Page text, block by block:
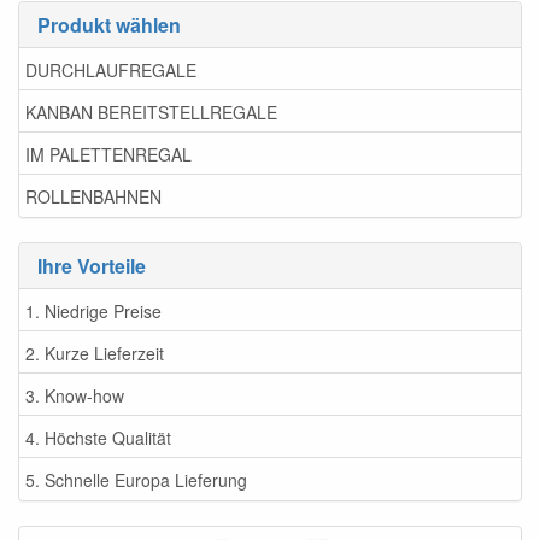
Produkt wählen
DURCHLAUFREGALE
KANBAN BEREITSTELLREGALE
IM PALETTENREGAL
ROLLENBAHNEN
Ihre Vorteile
1. Niedrige Preise
2. Kurze Lieferzeit
3. Know-how
4. Höchste Qualität
5. Schnelle Europa Lieferung